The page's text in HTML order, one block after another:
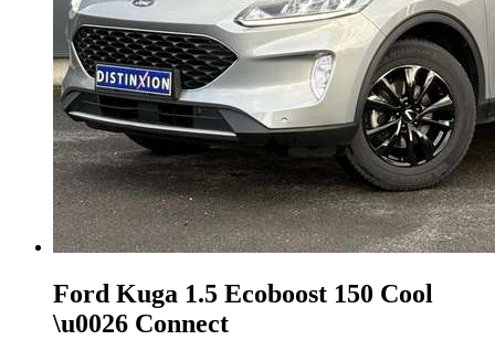
Ford Kuga 1.5 Ecoboost 150 Cool
\u0026 Connect